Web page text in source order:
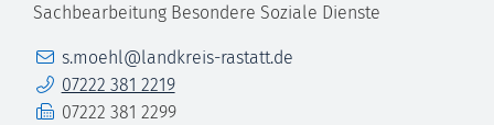
Sachbearbeitung Besondere Soziale Dienste
E-Mails.moehl@landkreis-rastatt.de
Telefon07222 381 2219
Fax 07222 381 2299